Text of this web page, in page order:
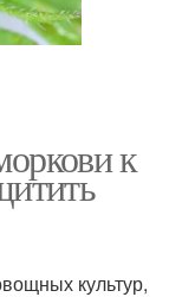
к
культур,